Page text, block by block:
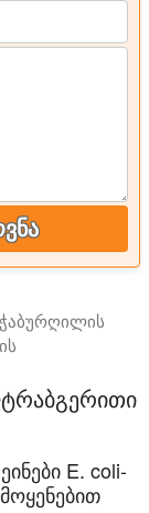
E. coli-